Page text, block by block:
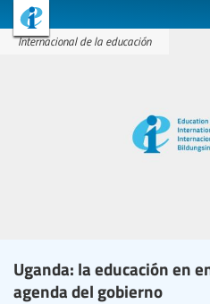
Internacional de la educación
Uganda: la educación en
agenda del gobierno